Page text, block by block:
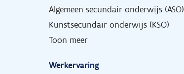
Algemeen secundair onderwijs (ASO)
Kunstsecundair onderwijs (KSO)
Toon meer
Werkervaring